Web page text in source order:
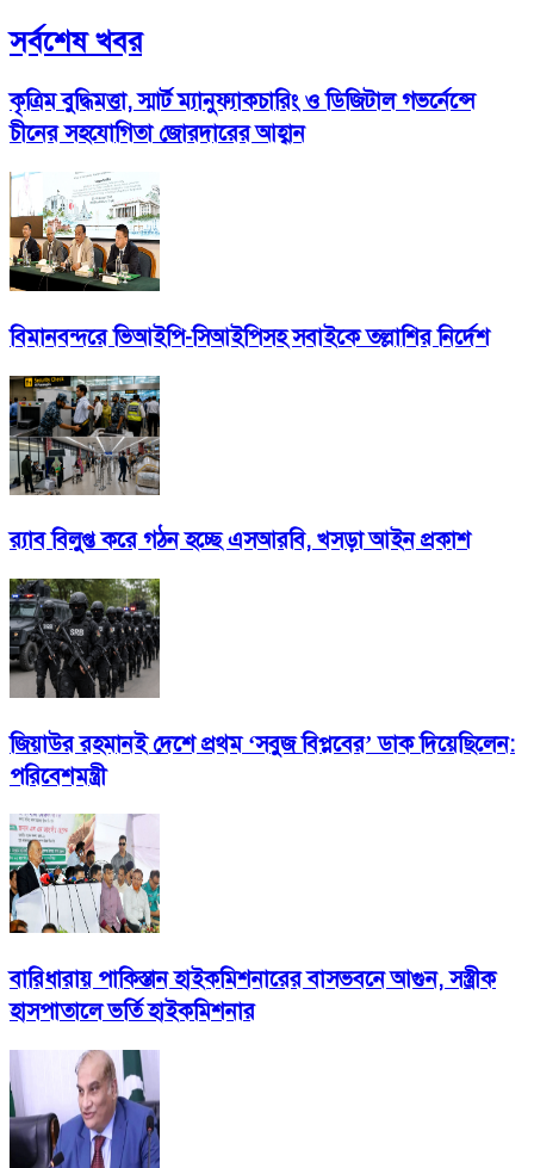
সর্বশেষ খবর
কৃত্রিম বুদ্ধিমত্তা, স্মার্ট ম্যানুফ্যাকচারিং ও ডিজিটাল গভর্নেন্সে
চীনের সহযোগিতা জোরদারের আহ্বান
বিমানবন্দরে ভিআইপি-সিআইপিসহ সবাইকে তল্লাশির নির্দেশ
র‍্যাব বিলুপ্ত করে গঠন হচ্ছে এসআরবি, খসড়া আইন প্রকাশ
জিয়াউর রহমানই দেশে প্রথম ‘সবুজ বিপ্লবের’ ডাক দিয়েছিলেন:
পরিবেশমন্ত্রী
বারিধারায় পাকিস্তান হাইকমিশনারের বাসভবনে আগুন, সস্ত্রীক
হাসপাতালে ভর্তি হাইকমিশনার